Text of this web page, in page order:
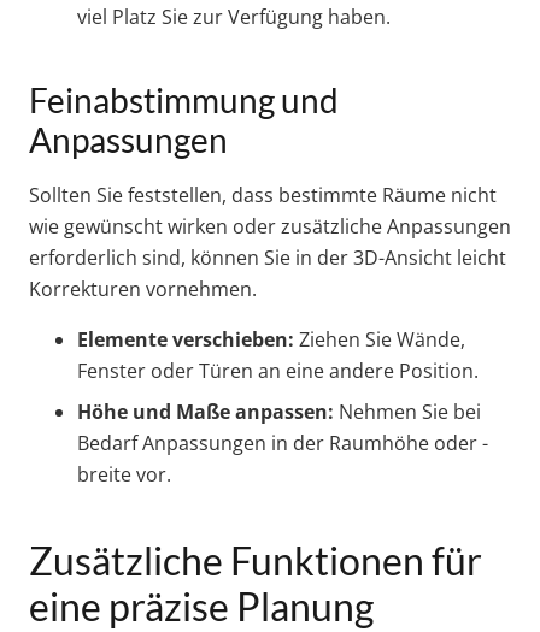
viel Platz Sie zur Verfügung haben.
Feinabstimmung und
Anpassungen
Sollten Sie feststellen, dass bestimmte Räume nicht
wie gewünscht wirken oder zusätzliche Anpassungen
erforderlich sind, können Sie in der 3D-Ansicht leicht
Korrekturen vornehmen.
Elemente verschieben: Ziehen Sie Wände,
Fenster oder Türen an eine andere Position.
Höhe und Maße anpassen: Nehmen Sie bei
Bedarf Anpassungen in der Raumhöhe oder -
breite vor.
Zusätzliche Funktionen für
eine präzise Planung